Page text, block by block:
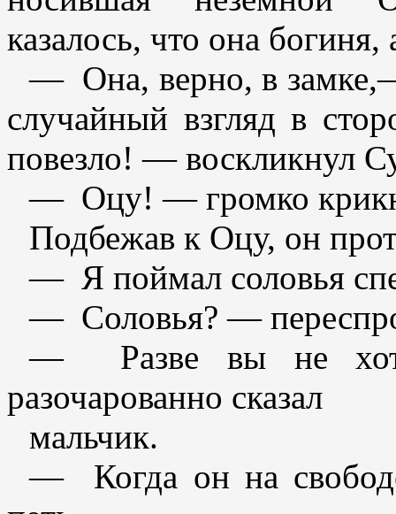
казалось, что она
— Она, верно, в
случайный взгляд в
повезло! — воскликнул
— Оцу! — громко
Подбежав к Оцу, он
— Я поймал соловья
— Соловья? —
— Разве вы не
разочарованно сказал
мальчик.
— Когда он на